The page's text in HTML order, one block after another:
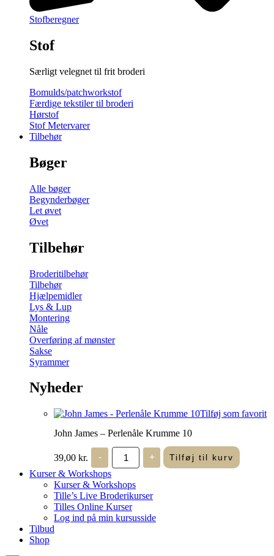
Stofberegner
Stof
Særligt velegnet til frit broderi
Bomulds/patchworkstof
Færdige tekstiler til broderi
Hørstof
Stof Metervarer
Tilbehør
Bøger
Alle bøger
Begynderbøger
Let øvet
Øvet
Tilbehør
Broderitilbehør
Tilbehør
Hjælpemidler
Lys & Lup
Montering
Nåle
Overføring af mønster
Sakse
Syrammer
Nyheder
Tilføj som favorit
John James – Perlenåle Krumme 10
39,00 kr. -
John
James
-
Perlenåle
Krumme
10
antal
+ Tilføj til kurv
Kurser & Workshops
Kurser & Workshops
Tille’s Live Broderikurser
Tilles Online Kurser
Log ind på min kursusside
Tilbud
Shop